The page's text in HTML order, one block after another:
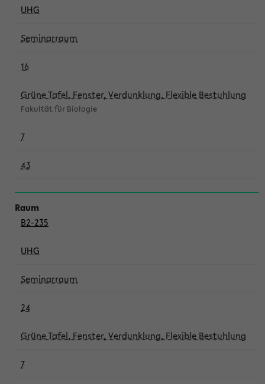
UHG
Seminarraum
16
Grüne Tafel, Fenster, Verdunklung, Flexible Bestuhlung
Fakultät für Biologie
7
43
B2-235
UHG
Seminarraum
24
Grüne Tafel, Fenster, Verdunklung, Flexible Bestuhlung
7